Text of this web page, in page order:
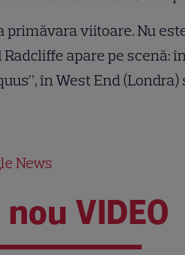
primăvara viitoare. Nu
apare pe scenă:
în West End (Londra)
News
VIDEO